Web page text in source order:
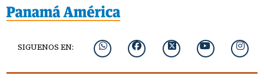
SIGUENOS EN: